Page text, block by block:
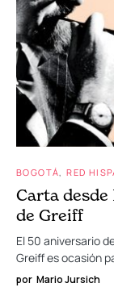
BOGOTÁ RED
Carta
de Greiff
El 50 aniversario
Greiff es ocasión
por Mario Jursich